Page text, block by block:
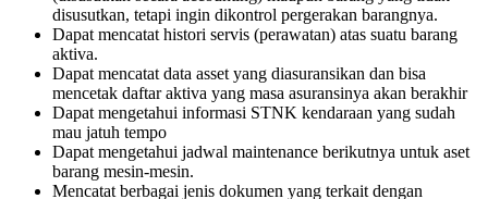
disusutkan, tetapi ingin dikontrol pergerakan barangnya.
Dapat mencatat histori servis (perawatan) atas suatu barang
aktiva.
Dapat mencatat data asset yang diasuransikan dan bisa
mencetak daftar aktiva yang masa asuransinya akan berakhir
Dapat mengetahui informasi STNK kendaraan yang sudah
mau jatuh tempo
Dapat mengetahui jadwal maintenance berikutnya untuk aset
barang mesin-mesin.
Mencatat berbagai jenis dokumen yang terkait dengan